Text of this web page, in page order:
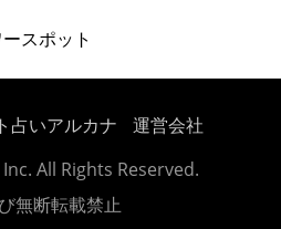
スポット
占いアルカナ
運営会社
All Rights Reserved.
無断転載禁止